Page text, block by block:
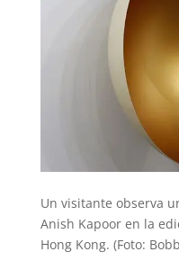
Un visitante observa
Anish Kapoor en la
Hong Kong. (Foto: